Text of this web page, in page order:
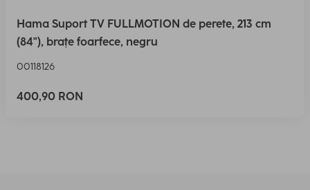
Hama Suport TV FULLMOTION de perete, 213 cm
(84"), brațe foarfece, negru
00118126
400,90 RON